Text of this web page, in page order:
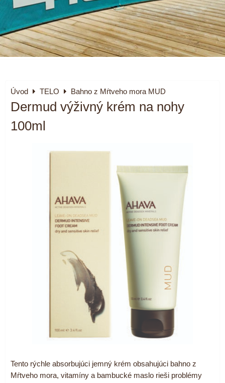
Úvod TELO Bahno z Mŕtveho mora MUD
Dermud výživný krém na nohy
100ml
Tento rýchle absorbujúci jemný krém obsahujúci bahno z
Mŕtveho mora, vitamíny a bambucké maslo rieši problémy